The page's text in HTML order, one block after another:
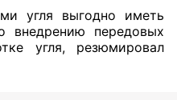
угля выгодно иметь
внедрению передовых
угля, резюмировал